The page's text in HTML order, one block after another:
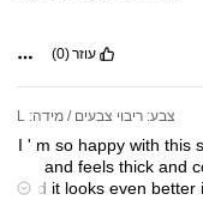
עוזר(0)
צבע: ריבוי צבעים / מידה: L
I ' m so happy with this
and feels thick and
and it looks even better